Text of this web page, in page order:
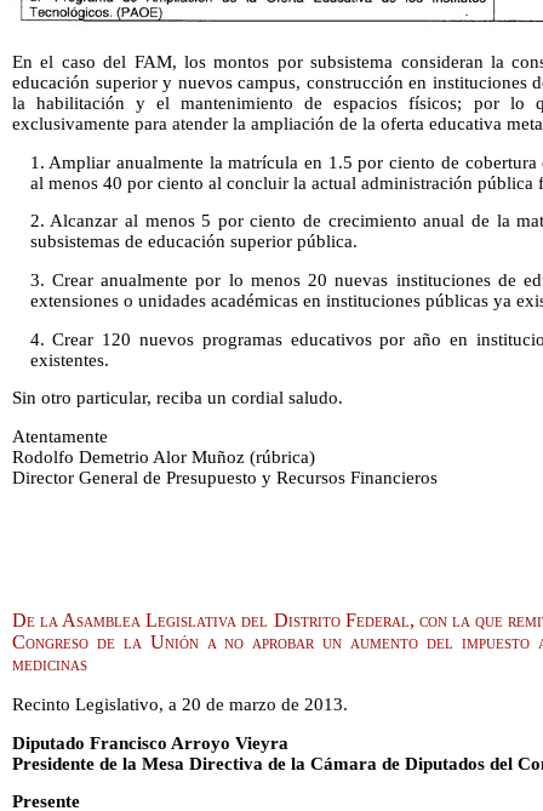
En el caso del FAM, los montos por subsistema consideran la
educación superior y nuevos campus, construcción en instituciones
la habilitación y el mantenimiento de espacios físicos; por lo
exclusivamente para atender la ampliación de la oferta educativa
1. Ampliar anualmente la matrícula en 1.5 por ciento de cobertura
al menos 40 por ciento al concluir la actual administración pública
2. Alcanzar al menos 5 por ciento de crecimiento anual de la
subsistemas de educación superior pública.
3. Crear anualmente por lo menos 20 nuevas instituciones de
extensiones o unidades académicas en instituciones públicas ya
4. Crear 120 nuevos programas educativos por año en
existentes.
Sin otro particular, reciba un cordial saludo.
Atentamente
Rodolfo Demetrio Alor Muñoz (rúbrica)
Director General de Presupuesto y Recursos Financieros
De la Asamblea Legislativa del Distrito Federal, con la que
Congreso de la Unión a no aprobar un aumento del
medicinas
Recinto Legislativo, a 20 de marzo de 2013.
Diputado Francisco Arroyo Vieyra
Presidente de la Mesa Directiva de la Cámara de Diputados del
Presente